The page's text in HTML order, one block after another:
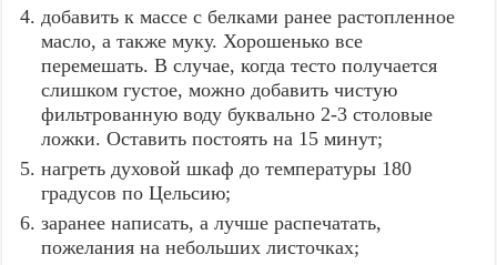
добавить к массе с белками ранее растопленное
масло, а также муку. Хорошенько все
перемешать. В случае, когда тесто получается
слишком густое, можно добавить чистую
фильтрованную воду буквально 2-3 столовые
ложки. Оставить постоять на 15 минут;
нагреть духовой шкаф до температуры 180
градусов по Цельсию;
заранее написать, а лучше распечатать,
пожелания на небольших листочках;